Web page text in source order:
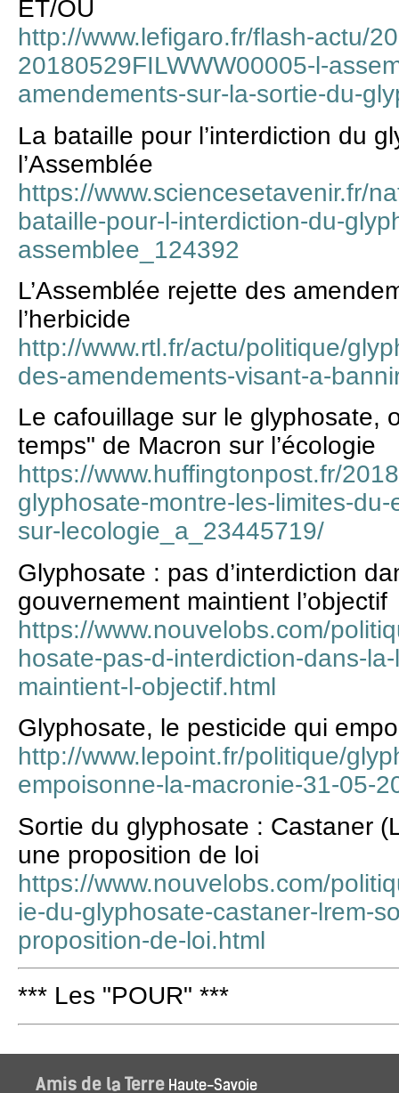
ET/OU
http://www.lefigaro.fr/flash-actu/
20180529FILWWW00005-l-
amendements-sur-la-sortie-du-
La bataille pour l’interdiction du
l’Assemblée
https://www.sciencesetavenir.fr/
bataille-pour-l-interdiction-du-
assemblee_124392
L’Assemblée rejette des
l’herbicide
http://www.rtl.fr/actu/politique/
des-amendements-visant-a-
Le cafouillage sur le glyphosate,
temps" de Macron sur l’écologie
https://www.huffingtonpost.fr/
glyphosate-montre-les-limites-
sur-lecologie_a_23445719/
Glyphosate : pas d’interdiction
gouvernement maintient l’objectif
https://www.nouvelobs.com/
hosate-pas-d-interdiction-dans-
maintient-l-objectif.html
Glyphosate, le pesticide qui
http://www.lepoint.fr/politique/
empoisonne-la-macronie-31-05-
Sortie du glyphosate : Castaner
une proposition de loi
https://www.nouvelobs.com/
ie-du-glyphosate-castaner-lrem-
proposition-de-loi.html
*** Les "POUR" ***